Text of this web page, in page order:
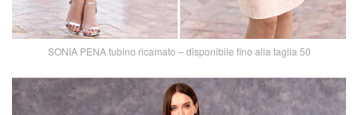
SONIA PENA tubino ricamato – disponibile fino alla taglia 50